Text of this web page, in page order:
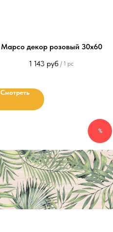
Марсо декор розовый 30х60
1 143 руб / 1 pc
Смотреть
%